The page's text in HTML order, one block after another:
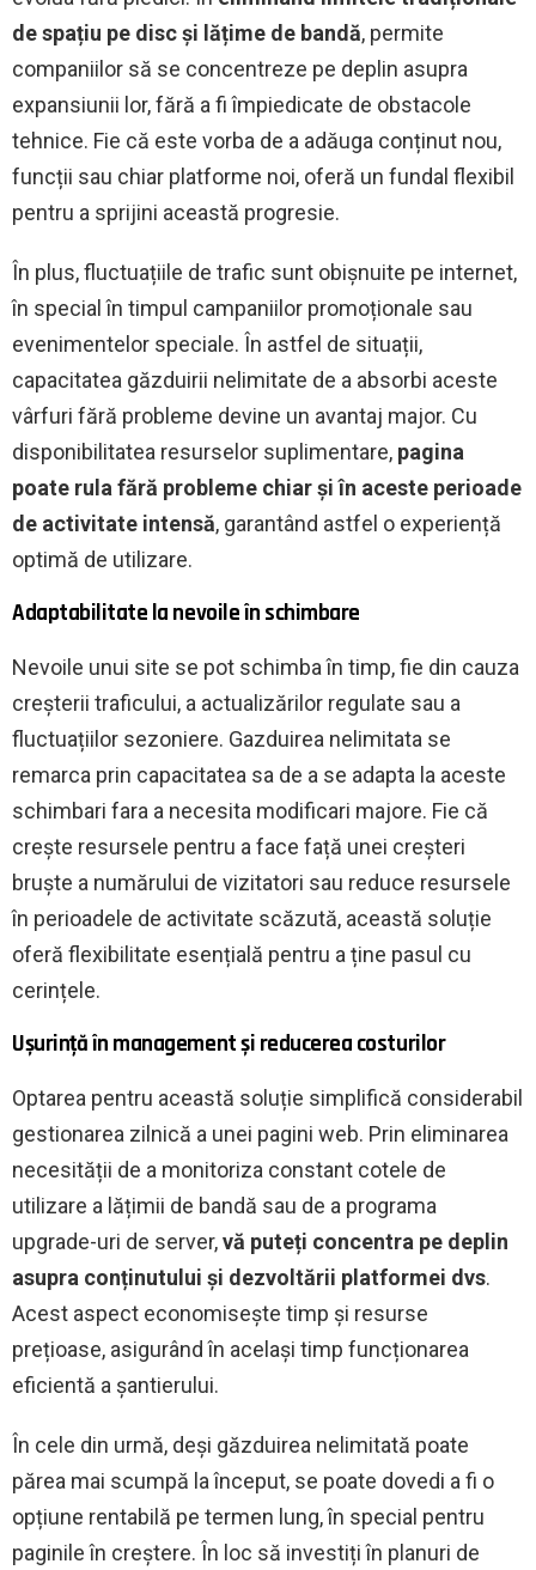
de spațiu pe disc și lățime de bandă, permite
companiilor să se concentreze pe deplin asupra
expansiunii lor, fără a fi împiedicate de obstacole
tehnice. Fie că este vorba de a adăuga conținut nou,
funcții sau chiar platforme noi, oferă un fundal flexibil
pentru a sprijini această progresie.
În plus, fluctuațiile de trafic sunt obișnuite pe internet,
în special în timpul campaniilor promoționale sau
evenimentelor speciale. În astfel de situații,
capacitatea găzduirii nelimitate de a absorbi aceste
vârfuri fără probleme devine un avantaj major. Cu
disponibilitatea resurselor suplimentare, pagina
poate rula fără probleme chiar și în aceste perioade
de activitate intensă, garantând astfel o experiență
optimă de utilizare.
Adaptabilitate la nevoile în schimbare
Nevoile unui site se pot schimba în timp, fie din cauza
creșterii traficului, a actualizărilor regulate sau a
fluctuațiilor sezoniere. Gazduirea nelimitata se
remarca prin capacitatea sa de a se adapta la aceste
schimbari fara a necesita modificari majore. Fie că
crește resursele pentru a face față unei creșteri
bruște a numărului de vizitatori sau reduce resursele
în perioadele de activitate scăzută, această soluție
oferă flexibilitate esențială pentru a ține pasul cu
cerințele.
Ușurință în management și reducerea costurilor
Optarea pentru această soluție simplifică considerabil
gestionarea zilnică a unei pagini web. Prin eliminarea
necesității de a monitoriza constant cotele de
utilizare a lățimii de bandă sau de a programa
upgrade-uri de server,vă puteți concentra pe deplin
asupra conținutului și dezvoltării platformei dvs.
Acest aspect economisește timp și resurse
prețioase, asigurând în același timp funcționarea
eficientă a șantierului.
În cele din urmă, deși găzduirea nelimitată poate
părea mai scumpă la început, se poate dovedi a fi o
opțiune rentabilă pe termen lung, în special pentru
paginile în creștere. În loc să investiți în planuri de